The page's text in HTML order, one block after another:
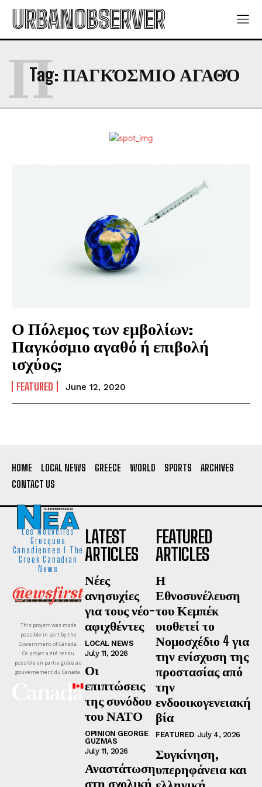
URBANOBSERVER
Tag: ΠΑΓΚΌΣΜΙΟ ΑΓΑΘΌ
Π
Ο Πόλεμος των εμβολίων:
Παγκόσμιο αγαθό ή επιβολή
ισχύος;
FEATURED June 12, 2020
HOME LOCAL NEWS GREECE WORLD SPORTS
ARCHIVES
CONTACT US
Les Nouvelles
Grecques
Canadiennes I The
Greek Canadian
News
This project was made
possible in part by the
Government of Canada.
Ce projet a été rendu
possible en partie grâce au
gouvernement du Canada.
LATEST
ARTICLES
Νέες
ανησυχίες
για τους νέο-
αφιχθέντες
LOCAL NEWS
July 11, 2026
Οι
επιπτώσεις
της συνόδου
του ΝΑΤΟ
OPINION GEORGE
GUZMAS
July 11, 2026
Αναστάτωση
στη σχολική
FEATURED
ARTICLES
Η
Εθνοσυνέλευση
του Κεμπέκ
υιοθετεί το
Νομοσχέδιο 4 για
την ενίσχυση της
προστασίας από
την
ενδοοικογενειακή
βία
FEATURED July 4, 2026
Συγκίνηση,
υπερηφάνεια και